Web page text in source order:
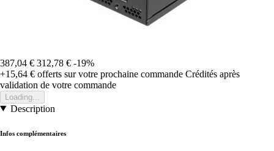
387,04 € 312,78 € -19%
+15,64 € offerts sur votre prochaine commande Crédités après
validation de votre commande
Loading...
Description
Infos complémentaires